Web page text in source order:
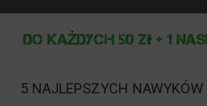
5 NAJLEPSZYCH NAWYKÓW